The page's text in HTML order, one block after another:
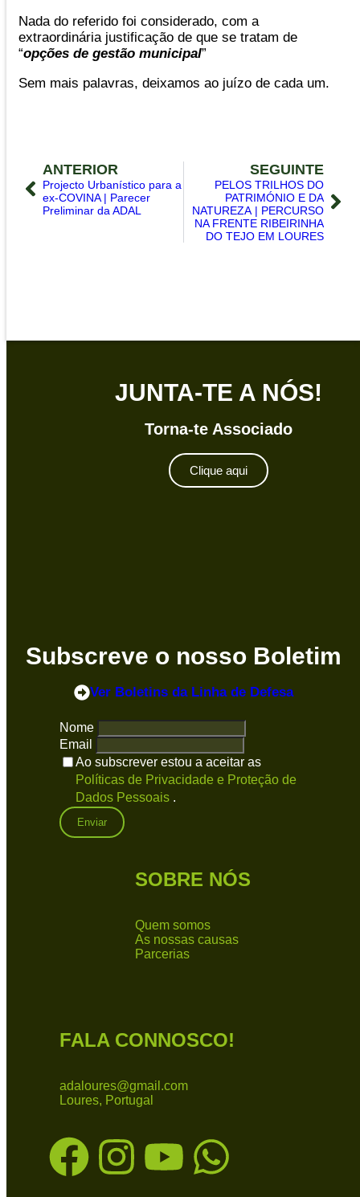
Nada do referido foi considerado, com a
extraordinária justificação de que se tratam de
“opções de gestão municipal”
Sem mais palavras, deixamos ao juízo de cada um.
ANTERIOR
Projecto Urbanístico para a
ex-COVINA | Parecer
Preliminar da ADAL
SEGUINTE
PELOS TRILHOS DO
PATRIMÓNIO E DA
NATUREZA | PERCURSO
NA FRENTE RIBEIRINHA
DO TEJO EM LOURES
JUNTA-TE A NÓS!
Torna-te Associado
Clique aqui
Subscreve o nosso Boletim
Ver Boletins da Linha de Defesa
Nome
Email
Ao subscrever estou a aceitar as
Políticas de Privacidade e Proteção de
Dados Pessoais .
SOBRE NÓS
Quem somos
As nossas causas
Parcerias
FALA CONNOSCO!
adaloures@gmail.com
Loures, Portugal